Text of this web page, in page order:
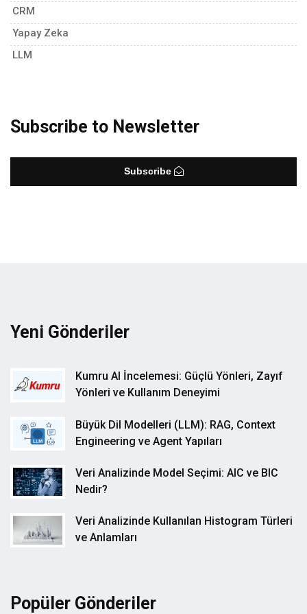
CRM
Yapay Zeka
LLM
Subscribe to Newsletter
Subscribe
Yeni Gönderiler
Kumru AI İncelemesi: Güçlü Yönleri, Zayıf
Yönleri ve Kullanım Deneyimi
Büyük Dil Modelleri (LLM): RAG, Context
Engineering ve Agent Yapıları
Veri Analizinde Model Seçimi: AIC ve BIC
Nedir?
Veri Analizinde Kullanılan Histogram Türleri
ve Anlamları
Popüler Gönderiler